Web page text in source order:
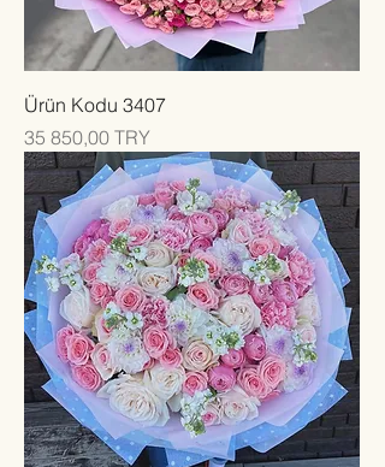
Ürün Kodu 3407
Цена
35 850,00 TRY